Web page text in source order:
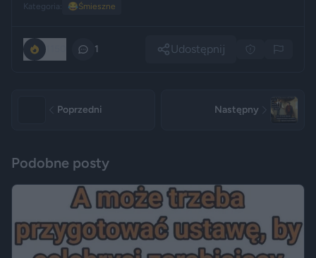
Kategoria: 😂Śmieszne
1 Udostępnij
Poprzedni Następny
Podobne posty